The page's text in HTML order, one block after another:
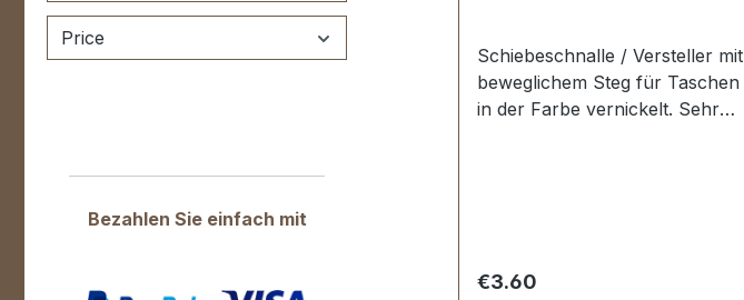
Price
Bezahlen Sie einfach mit
Schiebeschnalle / Versteller mit
beweglichem Steg für Taschen
in der Farbe vernickelt. Sehr
hochwertig galvanisch veredelt,
somit dauerhaft farbecht und
Regular price:
€3.60